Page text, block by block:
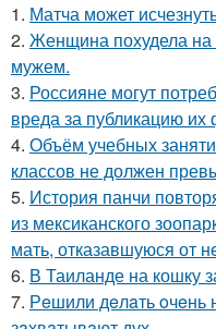
1. Матча может
2. Женщина похудела на
мужем.
3. Россияне могут
вреда за публикацию их
4. Объём учебных
классов не должен
5. История панчи
из мексиканского
мать, отказавшуюся от
6. В Таиланде на кошку
7. Рeшили дeлaть